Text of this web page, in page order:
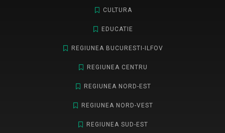
CULTURA
EDUCATIE
REGIUNEA BUCURESTI-ILFOV
REGIUNEA CENTRU
REGIUNEA NORD-EST
REGIUNEA NORD-VEST
REGIUNEA SUD-EST